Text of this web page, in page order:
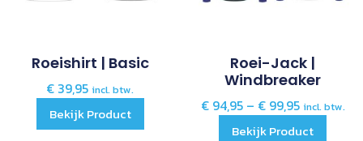
Roeishirt | Basic
€ 39,95 incl. btw.
Bekijk Product
Roei-Jack |
Windbreaker
€94,95– €99,95 incl. btw.
Bekijk Product